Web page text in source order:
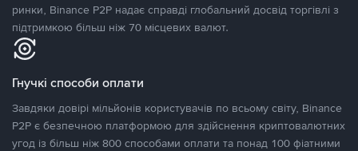
ринки, Binance P2P надає справді глобальний досвід торгівлі з
підтримкою більш ніж 70 місцевих валют.
Гнучкі способи оплати
Завдяки довірі мільйонів користувачів по всьому світу, Binance
P2P є безпечною платформою для здійснення криптовалютних
угод із більш ніж 800 способами оплати та понад 100 фіатними